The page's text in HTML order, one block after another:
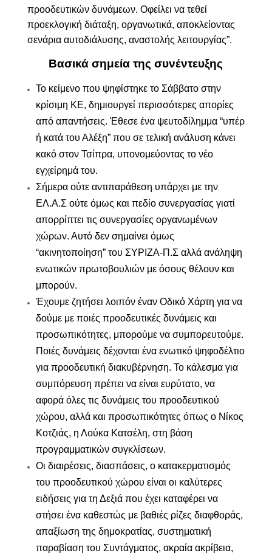
προοδευτικών δυνάμεων. Οφείλει να τεθεί
προεκλογική διάταξη, οργανωτικά, αποκλείοντας
σενάρια αυτοδιάλυσης, αναστολής λειτουργίας”.
Βασικά σημεία της συνέντευξης
Το κείμενο που ψηφίστηκε το Σάββατο στην
κρίσιμη ΚΕ, δημιουργεί περισσότερες απορίες
από απαντήσεις. Έθεσε ένα ψευτοδίλημμα “υπέρ
ή κατά του Αλέξη” που σε τελική ανάλυση κάνει
κακό στον Τσίπρα, υπονομεύοντας το νέο
εγχείρημά του.
Σήμερα ούτε αντιπαράθεση υπάρχει με την
ΕΛ.Α.Σ ούτε όμως και πεδίο συνεργασίας γιατί
απορρίπτει τις συνεργασίες οργανωμένων
χώρων. Αυτό δεν σημαίνει όμως
“ακινητοποίηση” του ΣΥΡΙΖΑ-Π.Σ αλλά ανάληψη
ενωτικών πρωτοβουλιών με όσους θέλουν και
μπορούν.
Έχουμε ζητήσει λοιπόν έναν Οδικό Χάρτη για να
δούμε με ποιές προοδευτικές δυνάμεις και
προσωπικότητες, μπορούμε να συμπορευτούμε.
Ποιές δυνάμεις δέχονται ένα ενωτικό ψηφοδέλτιο
για προοδευτική διακυβέρνηση. Το κάλεσμα για
συμπόρευση πρέπει να είναι ευρύτατο, να
αφορά όλες τις δυνάμεις του προοδευτικού
χώρου, αλλά και προσωπικότητες όπως ο Νίκος
Κοτζιάς, η Λούκα Κατσέλη, στη βάση
προγραμματικών συγκλίσεων.
Οι διαιρέσεις, διασπάσεις, ο κατακερματισμός
του προοδευτικού χώρου είναι οι καλύτερες
ειδήσεις για τη Δεξιά που έχει καταφέρει να
στήσει ένα καθεστώς με βαθιές ρίζες διαφθοράς,
απαξίωση της δημοκρατίας, συστηματική
παραβίαση του Συντάγματος, ακραία ακρίβεια,